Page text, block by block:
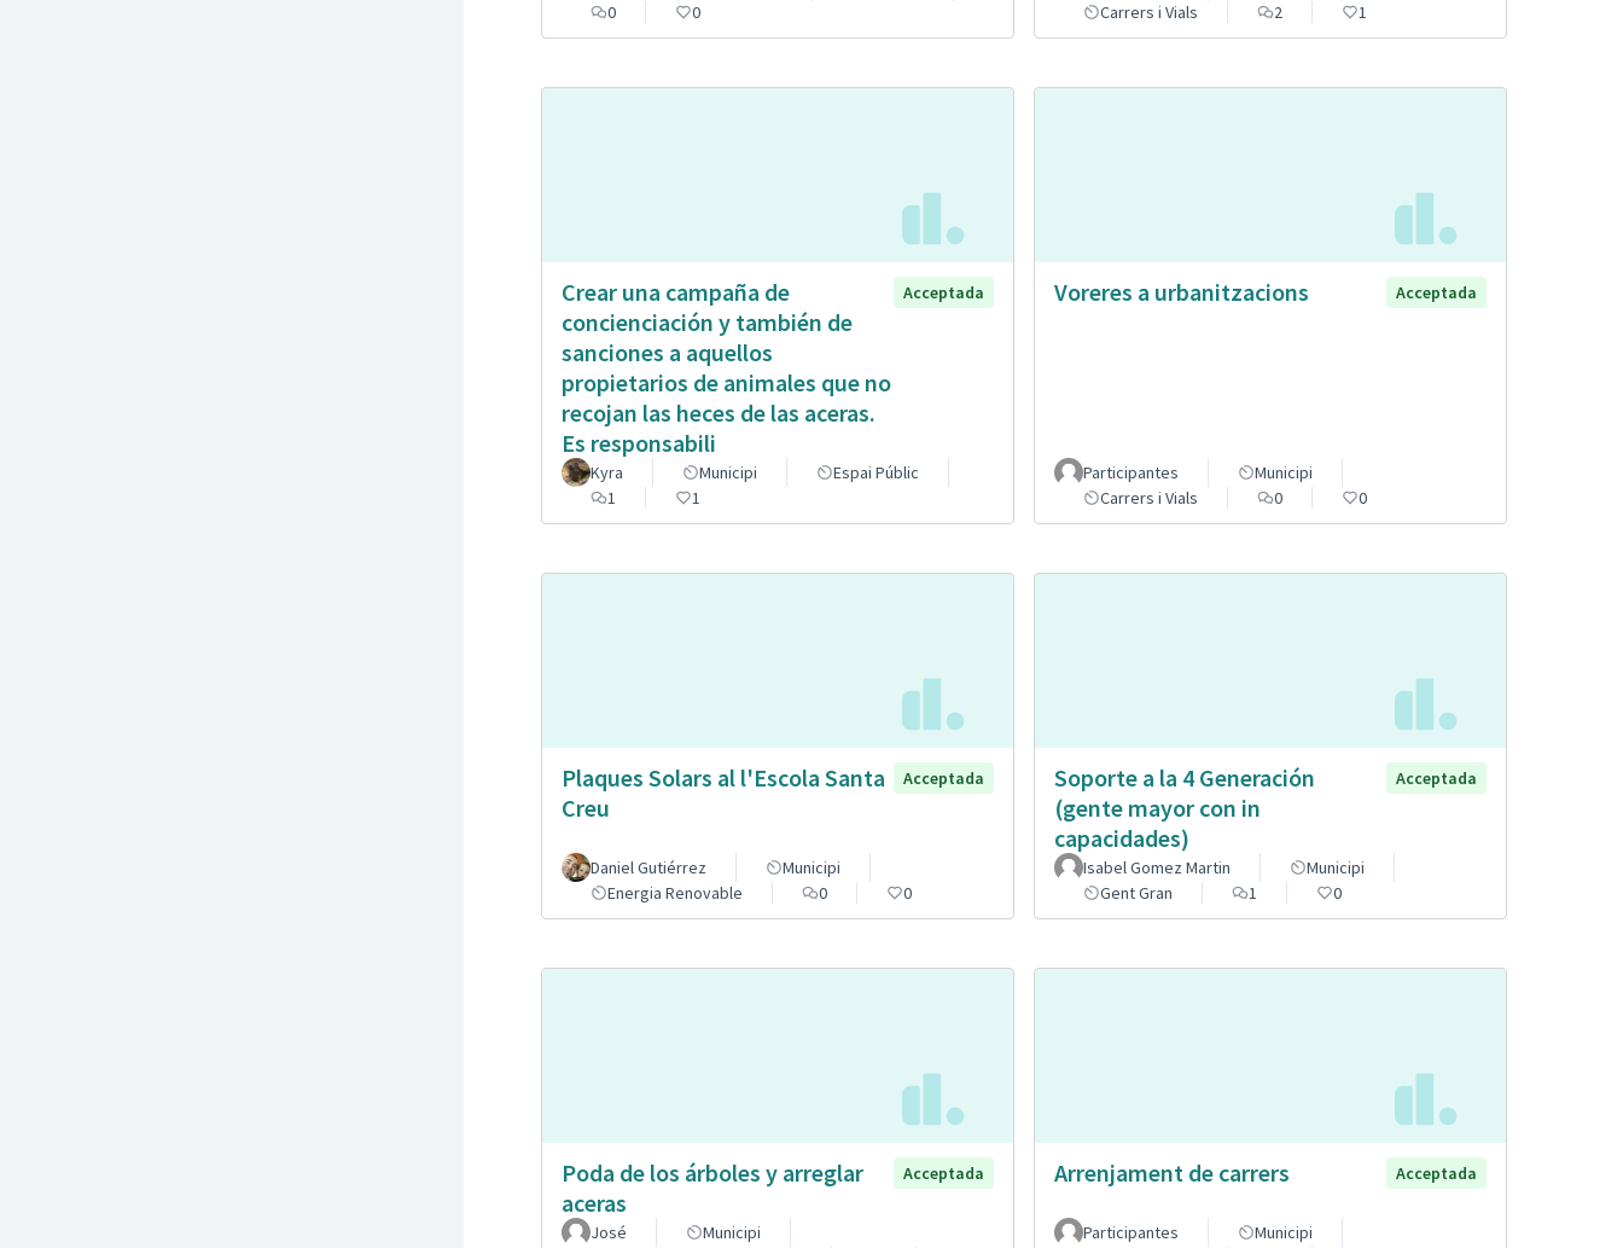
0
0
Carrers i Vials
2 1
Crear una campaña de
concienciación y también de
sanciones a aquellos
propietarios de animales que no
recojan las heces de las aceras.
Es responsabili
Acceptada
Kyra Municipi
Espai Públic
1
1
Voreres a urbanitzacions Acceptada
Participantes
Municipi
Carrers i Vials
0 0
Plaques Solars al l'Escola Santa
Creu
Acceptada
Daniel Gutiérrez
Municipi
Energia Renovable
0 0
Soporte a la 4 Generación
(gente mayor con in
capacidades)
Acceptada
Isabel Gomez Martin
Municipi
Gent Gran
1 0
Poda de los árboles y arreglar
aceras
Acceptada
José
Municipi
Arrenjament de carrers Acceptada
Participantes
Municipi